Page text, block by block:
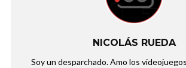
NICOLÁS RUEDA
Soy un desparchado. Amo los